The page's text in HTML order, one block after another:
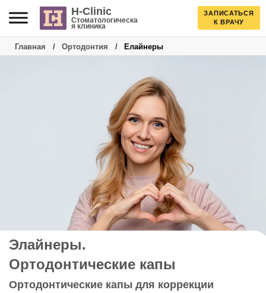
Skip
content
H-Clinic
Стоматологическа
я клиника
ЗАПИСАТЬСЯ
К ВРАЧУ
Главная / Ортодонтия / Елайнеры
Элайнеры.
Ортодонтические капы
Ортодонтические капы для коррекции